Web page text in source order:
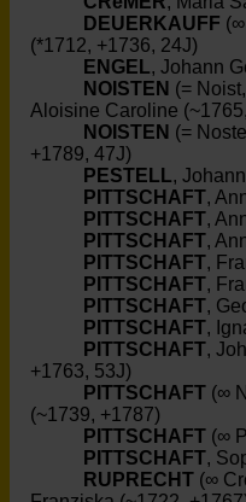
DEUERKAUFF
(*1712, +1736, 24J)
ENGEL, Johann
NOISTEN (=
Aloisine Caroline
NOISTEN (=
+1789, 47J)
PESTELL,
PITTSCHAFT,
PITTSCHAFT,
PITTSCHAFT,
PITTSCHAFT,
PITTSCHAFT,
PITTSCHAFT,
PITTSCHAFT,
PITTSCHAFT,
+1763, 53J)
PITTSCHAFT (∞
(~1739, +1787)
PITTSCHAFT (∞
PITTSCHAFT,
RUPRECHT (∞